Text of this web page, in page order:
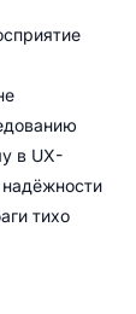
в UX-
надёжности
тихо